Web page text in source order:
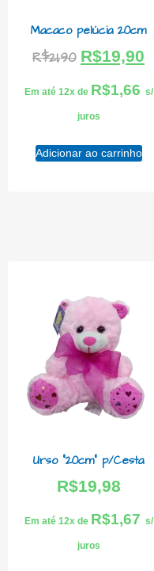
Macaco pelúcia 20cm
R$21,90 R$19,90
Em até 12x de R$1,66 s/
juros
Adicionar ao carrinho
Urso “20cm” p/Cesta
R$19,98
Em até 12x de R$1,67 s/
juros